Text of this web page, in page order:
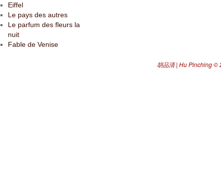
Eiffel
Le pays des autres
Le parfum des fleurs la
nuit
Fable de Venise
胡品清 | Hu Pinching©